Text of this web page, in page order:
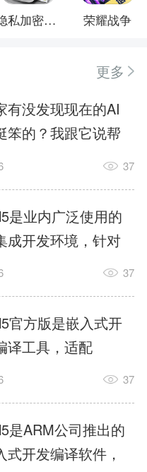
隐私加密保险箱 荣耀战争
更多
没发现现在的AI
笨的？我跟它说帮
天早上的闹钟，它
为AI，就是个只会
的书呆子。它脑子
知识，但没有真正
力。而
，就是给AI大脑装
机械手，它真的能
问题。1什么是
指...
37
业内广泛使用的
成开发环境，针对
内核单片机提供编
编译稳定，调试工
大量开源项目基于
发。新项目需要单
应芯片支持包，新
度较高，正版商业
不菲，未授权版本
容量限制，适合硬
37
方版是嵌入式开
译工具，适配
51单片机等多款芯
、代码仿真，兼容
芯片安装包。软件
添加器件库，初次
37
ARM公司推出的
式开发编译软件，